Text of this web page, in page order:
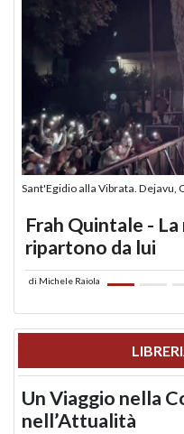
Sant'Egidio alla Vibrata. Dejavu,
Frah Quintale -
ripartono da lui
di Michele Raiola
Un Viaggio nella
nell’Attualità